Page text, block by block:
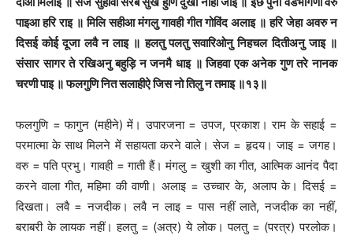
पाइआ हरि राइ ॥ मिलि सहीआ मंगलु गावही गीत गोविंद अलाइ ॥ हरि जेहा अवरु न
दिसई कोई दूजा लवै न लाइ ॥ हलतु पलतु सवारिओनु निहचल दितीअनु जाइ ॥
संसार सागर ते रखिअनु बहुड़ि न जनमै धाइ ॥ जिहवा एक अनेक गुण तरे नानक
चरणी पाइ ॥ फलगुणि नित सलाहीऐ जिस नो तिलु न तमाइ ॥१३॥
फलगुणि = फागुन (महीने) में। उपारजना = उपज, प्रकाश। राम के सहाई =
परमात्मा के साथ मिलने में सहायता करने वाले। सेज = हृदय। जाइ = जगह।
वरु = पति प्रभु। गावही = गाती हैं। मंगलु = खुशी का गीत, आत्मिक आनंद पैदा
करने वाला गीत, महिमा की वाणी। अलाइ = उच्चार के, अलाप के। दिसई =
दिखता। लवै = नजदीक। लवै न लाइ = पास नहीं लाते, नजदीक का नहीं,
बराबरी के लायक नहीं। हलतु = (अत्र) ये लोक। पलतु = (परत्र) परलोक।